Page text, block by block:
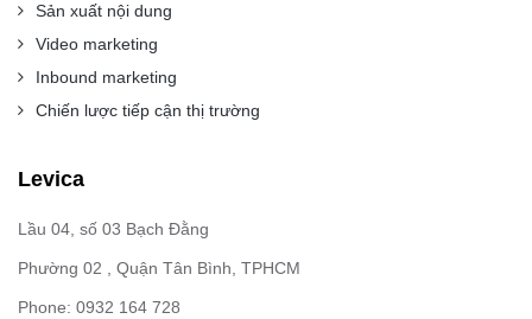
Sản xuất nội dung
Video marketing
Inbound marketing
Chiến lược tiếp cận thị trường
Levica
Lầu 04, số 03 Bạch Đằng
Phường 02 , Quận Tân Bình, TPHCM
Phone: 0932 164 728